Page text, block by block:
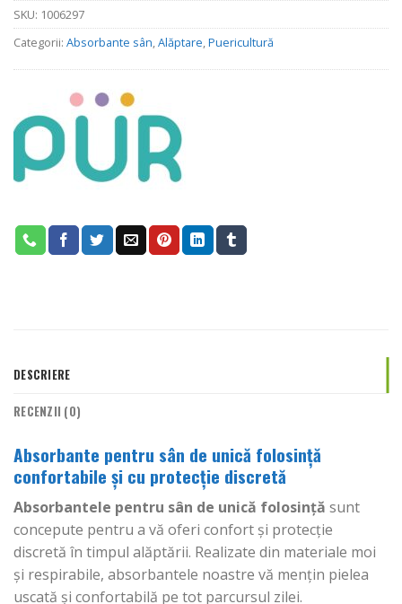
SKU: 1006297
Categorii: Absorbante sân,Alăptare,Puericultură
DESCRIERE
RECENZII (0)
Absorbante pentru sân de unică folosință
confortabile și cu protecție discretă
Absorbantele pentru sân de unică folosință sunt
concepute pentru a vă oferi confort și protecție
discretă în timpul alăptării. Realizate din materiale moi
și respirabile, absorbantele noastre vă mențin pielea
uscată și confortabilă pe tot parcursul zilei.